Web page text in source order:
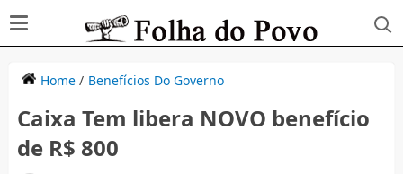
Home/ Benefícios Do Governo
Caixa Tem libera NOVO benefício
de R$ 800